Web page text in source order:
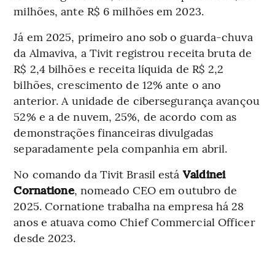
milhões, ante R$ 6 milhões em 2023.
Já em 2025, primeiro ano sob o guarda-chuva
da Almaviva, a Tivit registrou receita bruta de
R$ 2,4 bilhões e receita líquida de R$ 2,2
bilhões, crescimento de 12% ante o ano
anterior. A unidade de cibersegurança avançou
52% e a de nuvem, 25%, de acordo com as
demonstrações financeiras divulgadas
separadamente pela companhia em abril.
No comando da Tivit Brasil estáValdinei
Cornatione, nomeado CEO em outubro de
2025. Cornatione trabalha na empresa há 28
anos e atuava como Chief Commercial Officer
desde 2023.